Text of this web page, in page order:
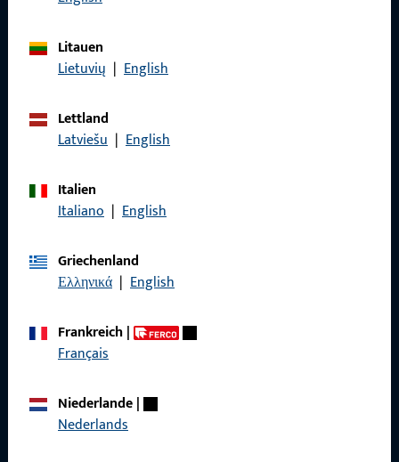
Litauen
Lietuvių | English
Lettland
Latviešu | English
Italien
Italiano | English
Griechenland
Ελληνικά | English
Frankreich|
Français
Niederlande|
Nederlands
Produkte